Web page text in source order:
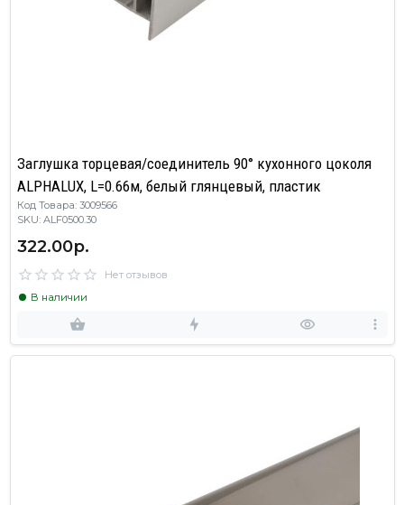
Заглушка торцевая/соединитель 90° кухонного цоколя
ALPHALUX, L=0.66м, белый глянцевый, пластик
Код Товара: 3009566
SKU: ALF0500.30
322.00р.
Нет отзывов
В наличии